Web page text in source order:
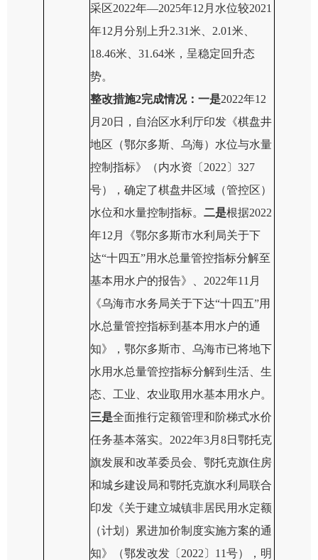
采区2022年—2025年12月水位较2021
年12月分别上升2.31米、2.01米、
18.46米、31.64米 ，呈稳定回升态
势。
整改措施2完成情况：一是2022年12
月20日，自治区水利厅印发《棋盘井
地区（鄂尔多斯、乌海）水位与水量
控制指标》（内水资〔2022〕327
号），确定了棋盘井区域（管控区）
水位和水量控制指标。 二是根据2022
年12月《鄂尔多斯市水利局关于下
达“十四五”用水总量管控指标分解至
基本用水户的报告》
2022年11月
《乌海市水务局关于下达“十四五”用
水总量管控指标到基本用水户的通
知》，鄂尔多斯市、乌海市已将地下
水用水总量管控指标分解到生活、生
态、工业、农业取用水基本用水户。
三是全面推行定额管理和阶梯式水价
任务基本落实。2022年3月8日鄂托克
旗发展和改革委员会、鄂托克旗住房
和城乡建设局和鄂托克旗水利局联合
印发《关于建立城镇非居民用水定额
（计划）累进加价制度实施方案的通
知》（鄂发改发〔2022〕11号），明